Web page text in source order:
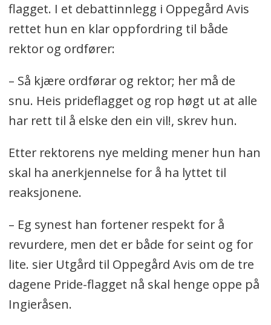
flagget. I et debattinnlegg i Oppegård Avis
rettet hun en klar oppfordring til både
rektor og ordfører:
– Så kjære ordførar og rektor; her må de
snu. Heis prideflagget og rop høgt ut at alle
har rett til å elske den ein vil!, skrev hun.
Etter rektorens nye melding mener hun han
skal ha anerkjennelse for å ha lyttet til
reaksjonene.
– Eg synest han fortener respekt for å
revurdere, men det er både for seint og for
lite. sier Utgård til Oppegård Avis om de tre
dagene Pride-flagget nå skal henge oppe på
Ingieråsen.